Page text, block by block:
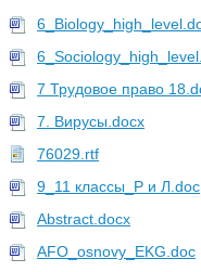
7 Трудовое право
7. Вирусы.docx
76029.rtf
9_11 классы_Р и Л.doc
Abstract.docx
AFO_osnovy_EKG.doc